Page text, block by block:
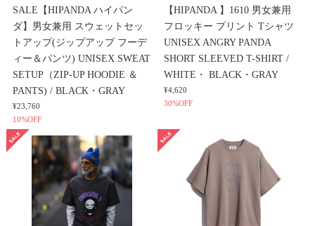
SALE【HIPANDA ハイパン
ダ】男女兼用 スウェットセッ
トアップ(ジップアップ フーデ
ィー＆パンツ) UNISEX SWEAT
SETUP（ZIP-UP HOODIE ＆
PANTS) / BLACK・GRAY
¥23,760
10%OFF
【HIPANDA 】1610 男女兼用
フロッキー プリント Tシャツ
UNISEX ANGRY PANDA
SHORT SLEEVED T-SHIRT /
WHITE・ BLACK・GRAY
¥4,620
30%OFF